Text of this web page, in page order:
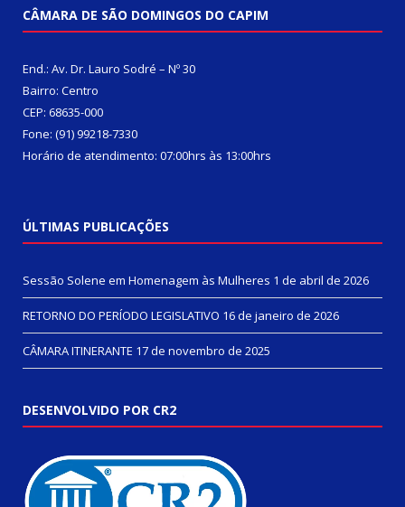
CÂMARA DE SÃO DOMINGOS DO CAPIM
End.: Av. Dr. Lauro Sodré – Nº 30
Bairro: Centro
CEP: 68635-000
Fone: (91) 99218-7330
Horário de atendimento: 07:00hrs às 13:00hrs
ÚLTIMAS PUBLICAÇÕES
Sessão Solene em Homenagem às Mulheres 1 de abril de 2026
RETORNO DO PERÍODO LEGISLATIVO 16 de janeiro de 2026
CÂMARA ITINERANTE 17 de novembro de 2025
DESENVOLVIDO POR CR2